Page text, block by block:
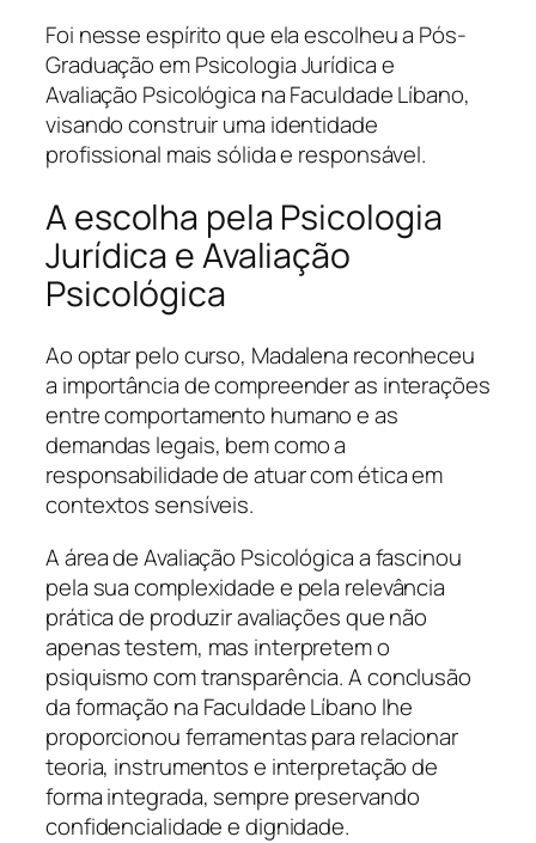
Foi nesse espírito que ela escolheu a Pós-
Graduação em Psicologia Jurídica e
Avaliação Psicológica na Faculdade Líbano,
visando construir uma identidade
profissional mais sólida e responsável.
A escolha pela Psicologia
Jurídica e Avaliação
Psicológica
Ao optar pelo curso, Madalena reconheceu
a importância de compreender as interações
entre comportamento humano e as
demandas legais, bem como a
responsabilidade de atuar com ética em
contextos sensíveis.
A área de Avaliação Psicológica a fascinou
pela sua complexidade e pela relevância
prática de produzir avaliações que não
apenas testem, mas interpretem o
psiquismo com transparência. A conclusão
da formação na Faculdade Líbano lhe
proporcionou ferramentas para relacionar
teoria, instrumentos e interpretação de
forma integrada, sempre preservando
confidencialidade e dignidade.